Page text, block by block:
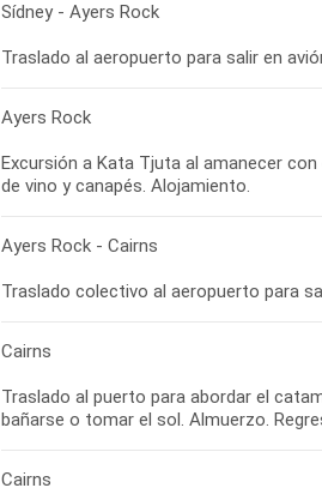
Sídney - Ayers Rock
Ayers Rock
Excursión a Kata Tjuta al amanecer
Ayers Rock - Cairns
Cairns
Traslado al puerto para abordar el
Cairns